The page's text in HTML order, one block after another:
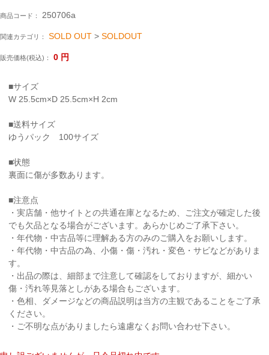
商品コード： 250706a
関連カテゴリ： SOLD OUT > SOLDOUT
販売価格(税込)： 0 円
■サイズ
W 25.5cm×D 25.5cm×H 2cm
■送料サイズ
ゆうパック 100サイズ
■状態
裏面に傷が多数あります。
■注意点
・実店舗・他サイトとの共通在庫となるため、ご注文が確定した後
でも欠品となる場合がございます。あらかじめご了承下さい。
・年代物・中古品等に理解ある方のみのご購入をお願いします。
・年代物・中古品の為、小傷・傷・汚れ・変色・サビなどがありま
す。
・出品の際は、細部まで注意して確認をしておりますが、細かい
傷・汚れ等見落としがある場合もございます。
・色相、ダメージなどの商品説明は当方の主観であることをご了承
ください。
・ご不明な点がありましたら遠慮なくお問い合わせ下さい。